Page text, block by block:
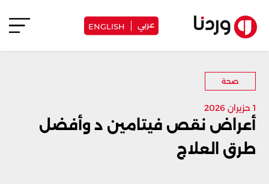
عربي ENGLISH
صحة
1 حزيران 2026
أعراض نقص فيتامين د وأفضل
طرق العلاج